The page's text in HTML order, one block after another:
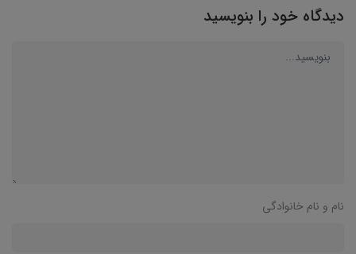
دیدگاه خود را بنویسید
نام و نام خانوادگی